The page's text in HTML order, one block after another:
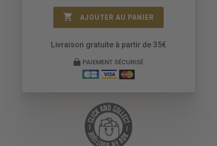
 AJOUTER AU PANIER
Livraison gratuite à partir de 35€
PAIEMENT SÉCURISÉ